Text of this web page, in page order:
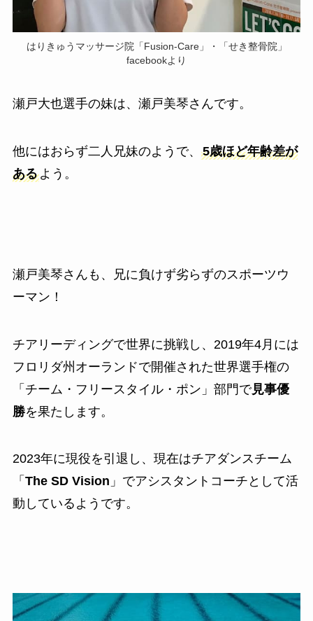
はりきゅうマッサージ院「Fusion-Care」・「せき整骨院」
facebookより
瀬戸大也選手の妹は、瀬戸美琴さんです。
他にはおらず二人兄妹のようで、 5歳ほど年齢差が
あるよう。
瀬戸美琴さんも、兄に負けず劣らずのスポーツウ
ーマン！
チアリーディングで世界に挑戦し、2019年4月には
フロリダ州オーランドで開催された世界選手権の
「チーム・フリースタイル・ポン」部門で見事優
勝を果たします。
2023年に現役を引退し、現在はチアダンスチーム
「 The SD Vision 」でアシスタントコーチとして活
動しているようです。